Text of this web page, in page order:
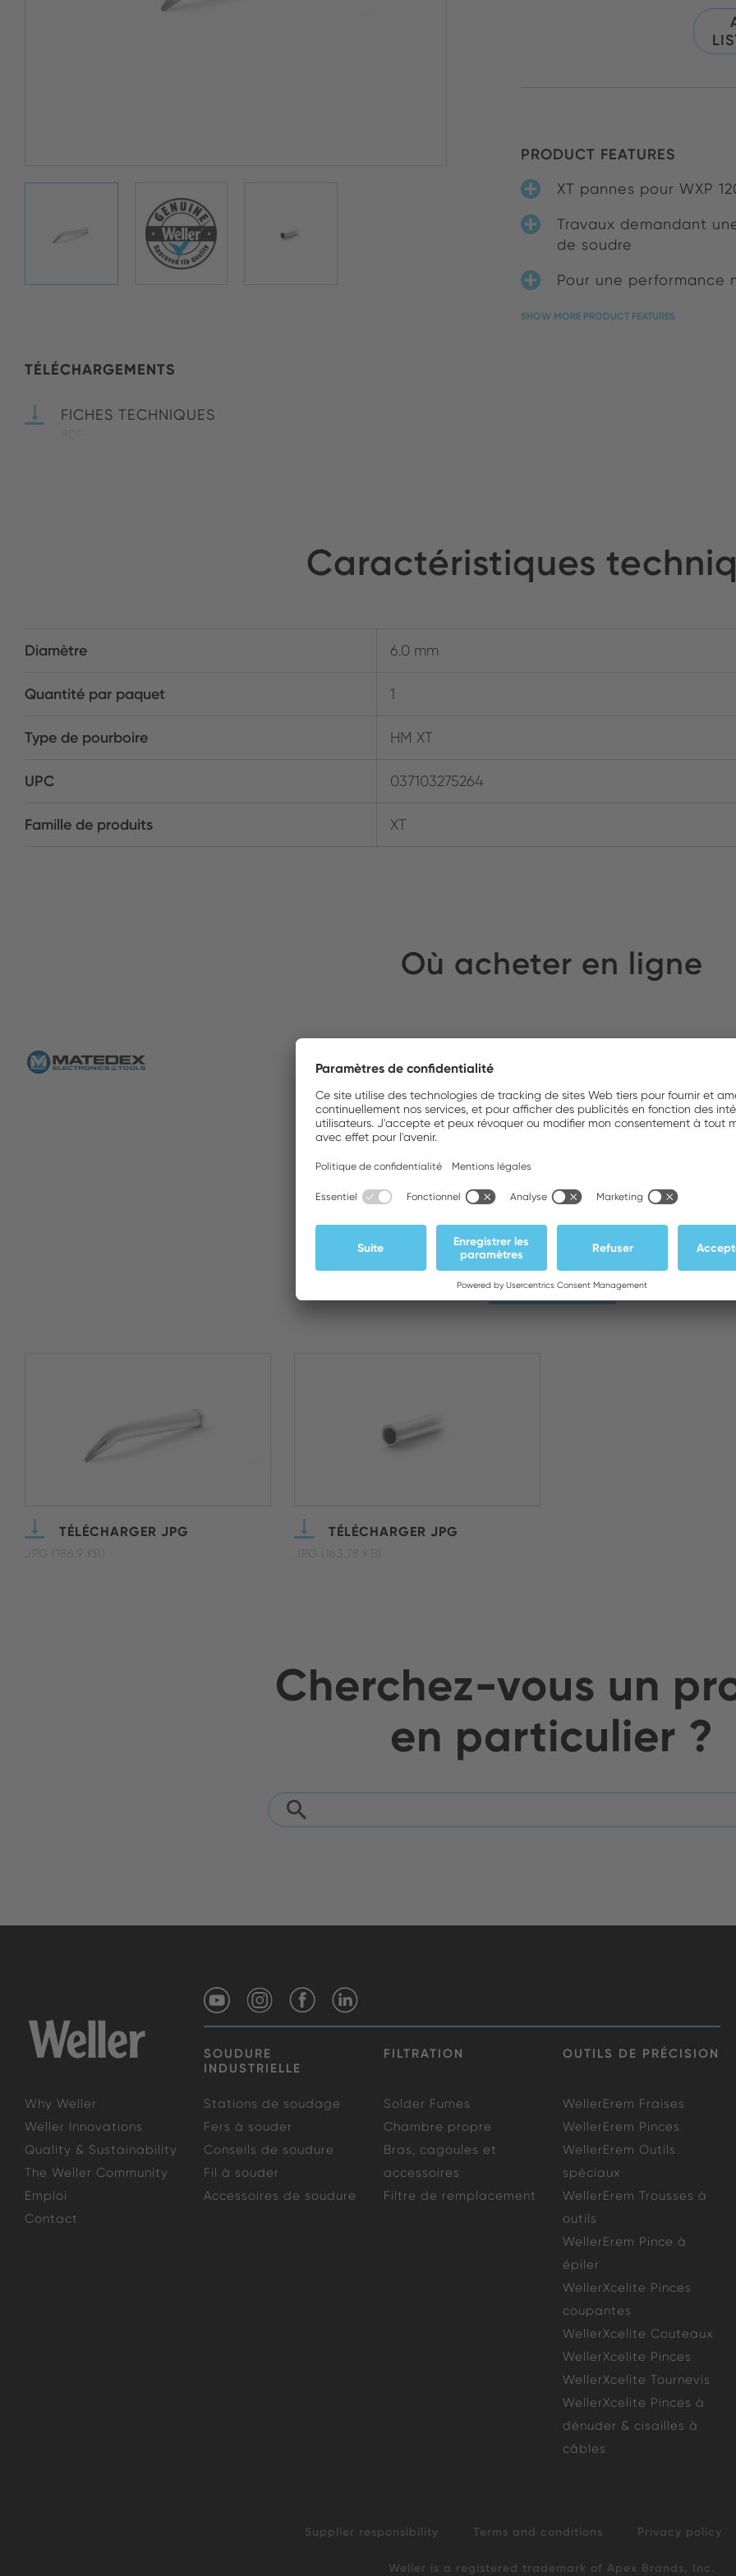
TÉLÉCHARGEMENTS
FICHES TECHNIQUES
PRODUCT FEATURES
XT pannes pour WXP
Travaux demandant
de soudre
Pour une performance
SHOW MORE PRODUCT FEATURES
Caractéristiques
Diamètre 6.0 mm
Quantité par paquet 1
Type de pourboire HM XT
UPC 037103275264
Famille de produits XT
Où acheter en ligne
MATEDEX SA
Téléchargements
Photos
TÉLÉCHARGER JPG
JPG (186.9 KB)
TÉLÉCHARGER JPG
JPG (163.78 KB)
Cherchez-vous un
en particulier ?
SOUDURE
INDUSTRIELLE
FILTRATION OUTILS DE PRÉCISION
Why Weller
Weller Innovations
Quality & Sustainability
The Weller Community
Emploi
Contact
Stations de soudage
Fers à souder
Conseils de soudure
Fil à souder
Accessoires de soudure
Solder Fumes
Chambre propre
Bras, cagoules et
accessoires
Filtre de remplacement
WellerErem Fraises
WellerErem Pinces
WellerErem Outils
spéciaux
WellerErem Trousses à
outils
WellerErem Pince à
épiler
WellerXcelite Pinces
coupantes
WellerXcelite Couteaux
WellerXcelite Pinces
WellerXcelite Tournevis
WellerXcelite Pinces à
dénuder & cisailles à
câbles
Supplier responsibility Terms and conditions Privacy policy
Weller is a registered trademark of Apex Brands, Inc.